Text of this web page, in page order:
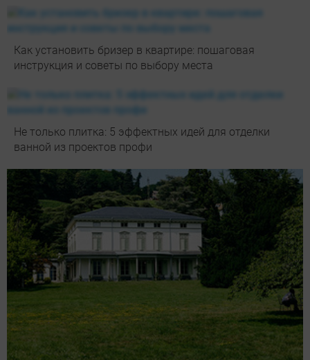
Как установить бризер в квартире: пошаговая
инструкция и советы по выбору места
Не только плитка: 5 эффектных идей для отделки
ванной из проектов профи